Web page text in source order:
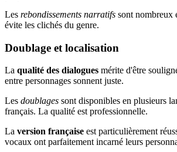
Les rebondissements narratifs sont nombreux
évite les clichés du genre.
Doublage et localisation
La qualité des dialogues mérite d'être
entre personnages sonnent juste.
Les doublages sont disponibles en plusieurs
français. La qualité est professionnelle.
La version française est particulièrement
vocaux ont parfaitement incarné leurs